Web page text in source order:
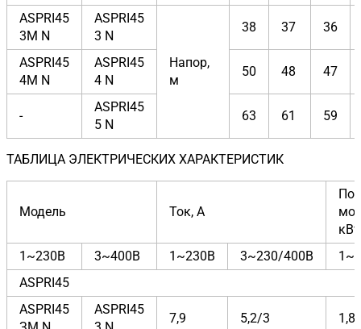
ASPRI45
3M N
ASPRI45
3 N
Напор,
м
38 37 36
ASPRI45
4M N
ASPRI45
4 N
50 48 47
-
ASPRI45
5 N
63 61 59
ТАБЛИЦА ЭЛЕКТРИЧЕСКИХ ХАРАКТЕРИСТИК
Модель Ток, А
кВт
1~230В
3~400В 1~230В 3~230/400В
1~
ASPRI45
ASPRI45
ASPRI45
7,9 5,2/3 1,8